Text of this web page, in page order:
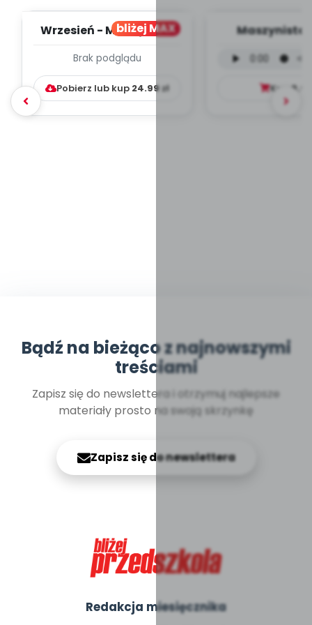
bliżej MAX
Wrzesień - MIESIĘCZNY
WYCHOWAWCZO –
DYDAKTYC...
Brak podglądu
Pobierz lub kup 24.99zł
Maszynista
mp3)
Kup 9.99
Bądź na bieżąco z najnowszymi
treściami
Zapisz się do newslettera i otrzymuj najlepsze
materiały prosto na swoją skrzynkę
Zapisz się do newslettera
Redakcja miesięcznika